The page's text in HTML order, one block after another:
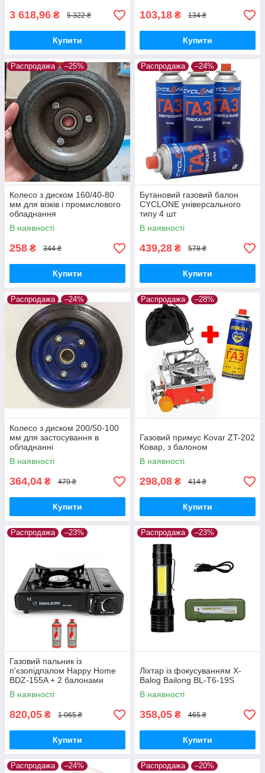
3 618,96 ₴ 5 322 ₴
Купити
103,18 ₴ 134 ₴
Купити
Распродажа –25%
Колесо з диском 160/40-80
мм для візків і промислового
обладнання
В наявності
258 ₴ 344 ₴
Купити
Распродажа –24%
Бутановий газовий балон
CYCLONE універсального
типу 4 шт
В наявності
439,28 ₴ 578 ₴
Купити
Распродажа –24%
Колесо з диском 200/50-100
мм для застосування в
обладнанні
В наявності
364,04 ₴ 479 ₴
Купити
Распродажа –28%
Газовий примус Kovar ZT-202
Ковар, з балоном
В наявності
298,08 ₴ 414 ₴
Купити
Распродажа –23%
Газовий пальник із
п'єзопідпалом Happy Home
BDZ-155A + 2 балонами
В наявності
820,05 ₴ 1 065 ₴
Купити
Распродажа –23%
Ліхтар із фокусуванням X-
Balog Bailong BL-T6-19S
В наявності
358,05 ₴ 465 ₴
Купити
Распродажа –24% Распродажа –20%